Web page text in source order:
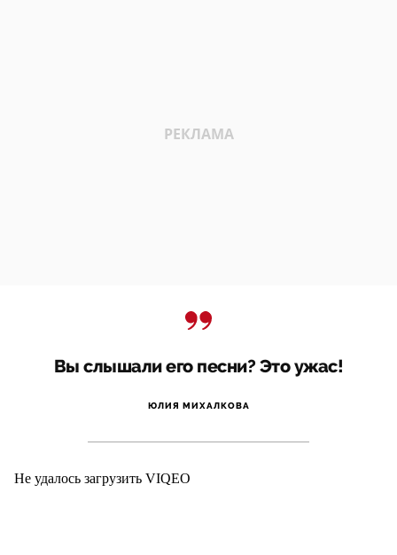
Вы слышали его песни? Это ужас!
ЮЛИЯ МИХАЛКОВА
Не удалось загрузить VIQEO